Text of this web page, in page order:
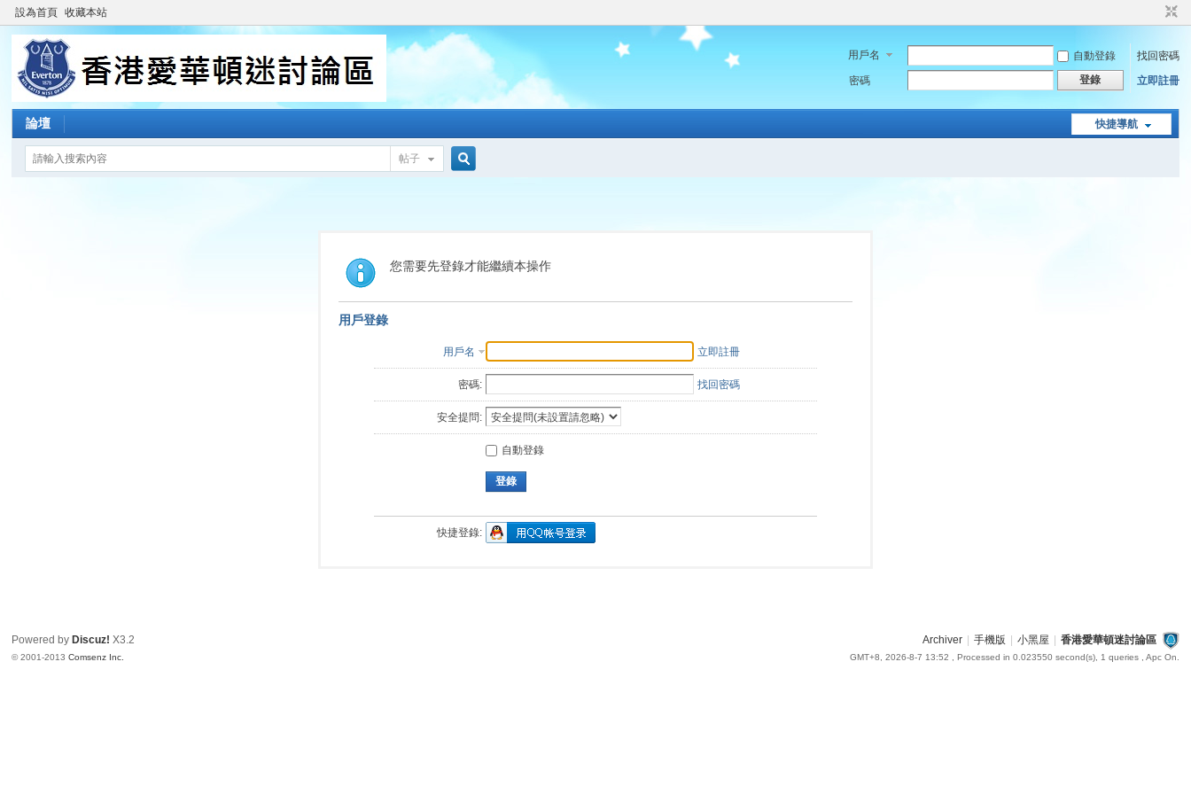
設為首頁 收藏本站
用戶名 自動登錄
找回密碼
密碼
登錄 立即註冊
快捷導航
論壇
帖子
索
您需要先登錄才能繼續本操作
用戶登錄
用戶名 立即註冊
密碼: 找回密碼
安全提問:
自動登錄
登錄
快捷登錄:
Archiver 手機版 小黑屋 香港愛華頓迷討論區
GMT+8, 2026-8-7 13:52 , Processed in 0.023550 second(s), 1 queries , Apc On.
Powered by Discuz! X3.2
© 2001-2013Comsenz Inc.